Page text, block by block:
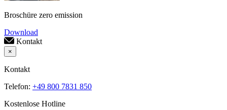
Broschüre zero emission
Download
Kontakt
×
Kontakt
Telefon: +49 800 7831 850
Kostenlose Hotline